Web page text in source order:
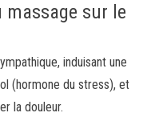
sur le
induisant une
(hormone du stress), et
la douleur.